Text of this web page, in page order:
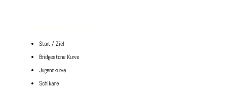
Start / Ziel
Bridgestone Kurve
Jugendkurve
Schikane